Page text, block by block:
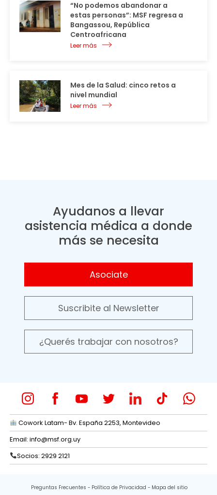
“No podemos abandonar a
estas personas”: MSF regresa a
Bangassou, República
Centroafricana
Leer más
Mes de la Salud: cinco retos a
nivel mundial
Leer más
Ayudanos a llevar
asistencia médica a donde
más se necesita
Asociate
Suscribite al Newsletter
¿Querés trabajar con nosotros?
Cowork Latam- Bv. España 2253, Montevideo
Email: info@msf.org.uy
Socios: 2929 2121
Preguntas Frecuentes Política de Privacidad Mapa del sitio